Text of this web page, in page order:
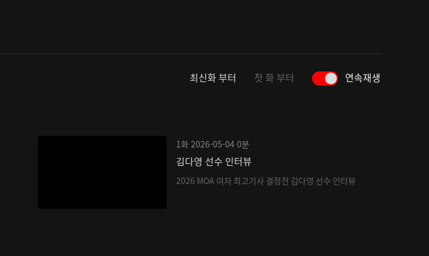
최신화 부터 첫 화 부터 연속재생
1화 2026-05-04 0분
김다영 선수 인터뷰
2026 MOA 여자 최고기사 결정전 김다영 선수 인터뷰